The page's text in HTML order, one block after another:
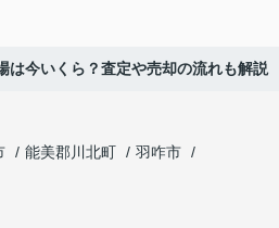
は今いくら？査定や売却の流れも解説
能美郡川北町
羽咋市